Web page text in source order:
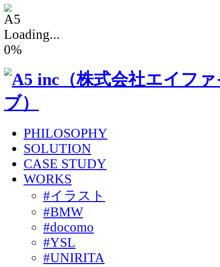
Loading...
0%
PHILOSOPHY
SOLUTION
CASE STUDY
WORKS
#イラスト
#BMW
#docomo
#YSL
#UNIRITA